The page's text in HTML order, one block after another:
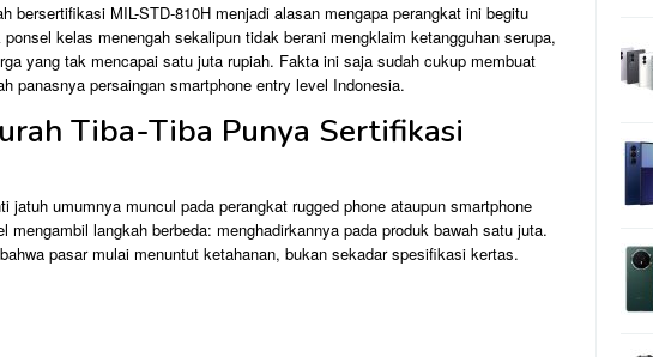
bersertifikasi MIL-STD-810H menjadi alasan mengapa perangkat ini begitu
kelas menengah sekalipun tidak berani mengklaim ketangguhan serupa,
yang tak mencapai satu juta rupiah. Fakta ini saja sudah cukup membuat
panasnya persaingan smartphone entry level Indonesia.
Tiba-Tiba Punya Sertifikasi
jatuh umumnya muncul pada perangkat rugged phone ataupun smartphone
mengambil langkah berbeda: menghadirkannya pada produk bawah satu juta.
pasar mulai menuntut ketahanan, bukan sekadar spesifikasi kertas.